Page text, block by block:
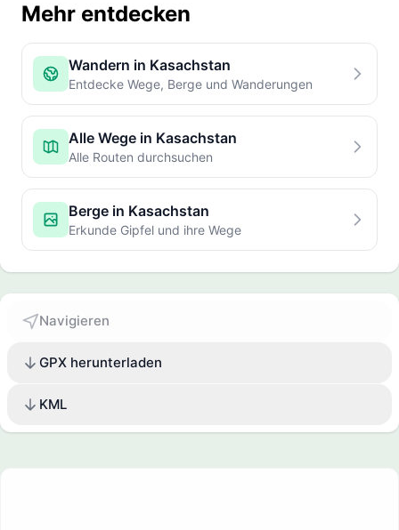
Mehr entdecken
Wandern in Kasachstan
Entdecke Wege, Berge und Wanderungen
Alle Wege in Kasachstan
Alle Routen durchsuchen
Berge in Kasachstan
Erkunde Gipfel und ihre Wege
Navigieren
GPX herunterladen
KML